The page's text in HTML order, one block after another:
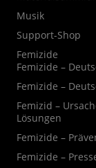
Musik
Support-Shop
Femizide
Femizide –
Femizide –
Femizid –
Lösungen
Femizide –
Femizide –